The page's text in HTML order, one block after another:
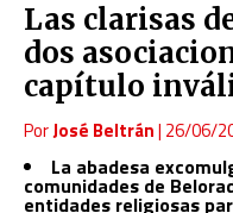
Las clarisas
dos
capítulo
PorJosé Beltrán| 26/06/
La abadesa
comunidades de
entidades religiosas